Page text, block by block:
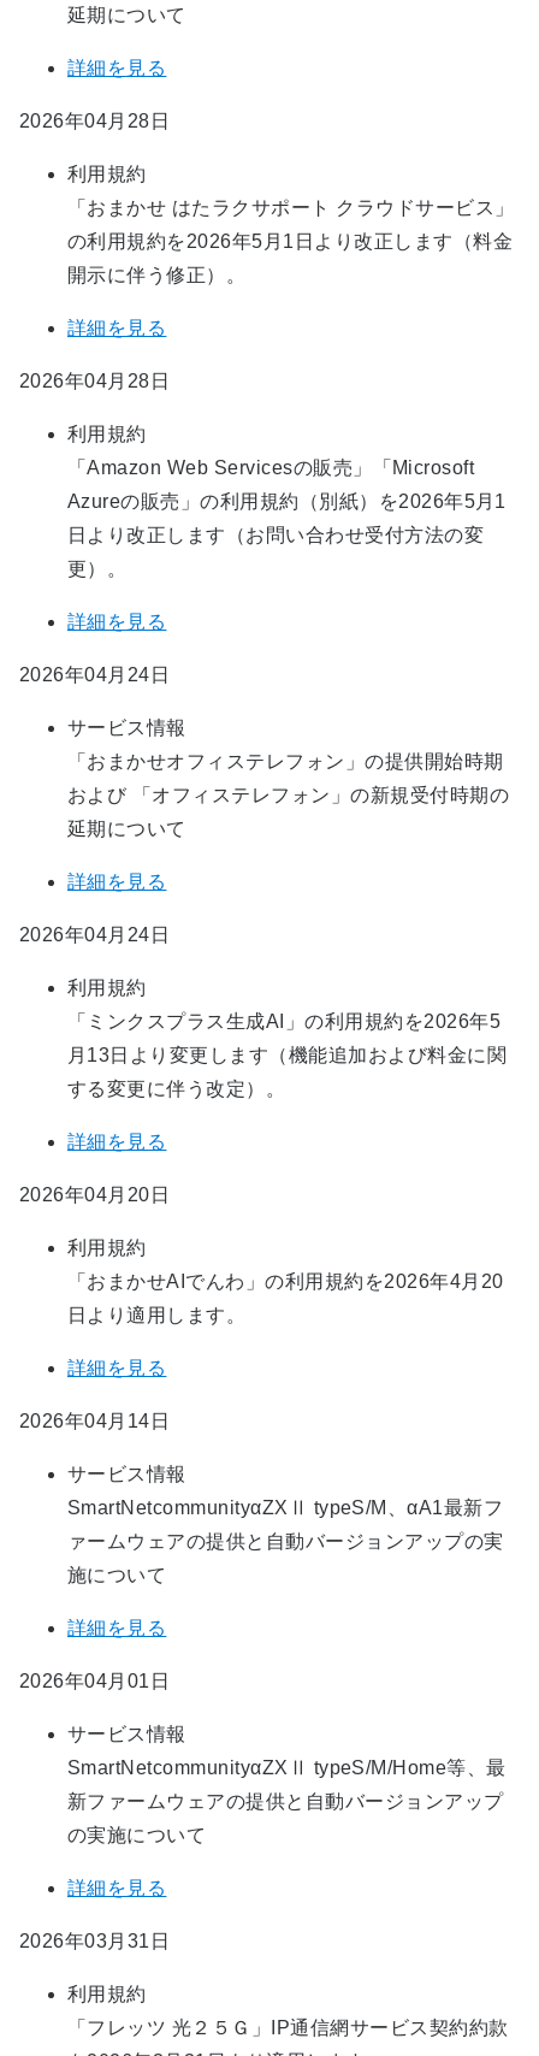
延期について​
詳細を見る
2026年04月28日
利用規約
「おまかせ はたラクサポート クラウドサービス」
の利用規約を2026年5月1日より改正します（料金
開示に伴う修正）。
詳細を見る
2026年04月28日
利用規約
「Amazon Web Servicesの販売」「Microsoft
Azureの販売」の利用規約（別紙）を2026年5月1
日より改正します（お問い合わせ受付方法の変
更）。
詳細を見る
2026年04月24日
サービス情報
「おまかせオフィステレフォン」の提供開始時期
および 「オフィステレフォン」の新規受付時期の
延期について
詳細を見る
2026年04月24日
利用規約
「ミンクスプラス生成AI」の利用規約を2026年5
月13日より変更します（機能追加および料金に関
する変更に伴う改定）。
詳細を見る
2026年04月20日
利用規約
「おまかせAIでんわ」の利用規約を2026年4月20
日より適用します。
詳細を見る
2026年04月14日
サービス情報
SmartNetcommunityαZXⅡ typeS/M、αA1最新フ
ァームウェアの提供と自動バージョンアップの実
施について
詳細を見る
2026年04月01日
サービス情報
SmartNetcommunityαZXⅡ typeS/M/Home等、最
新ファームウェアの提供と自動バージョンアップ
の実施について
詳細を見る
2026年03月31日
利用規約
「フレッツ 光２５Ｇ」IP通信網サービス契約約款